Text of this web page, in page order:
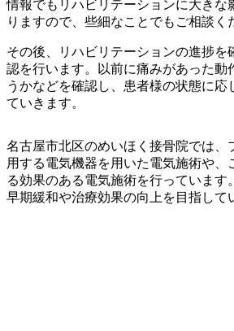
情報でもリハビリテーションに大きな
りますので、些細なことでもご相談く
その後、リハビリテーションの進捗を
認を行います。以前に痛みがあった動
うかなどを確認し、患者様の状態に応
ていきます。
名古屋市北区のめいほく接骨院では、
用する電気機器を用いた電気施術や、
る効果のある電気施術を行っています
早期緩和や治療効果の向上を目指して